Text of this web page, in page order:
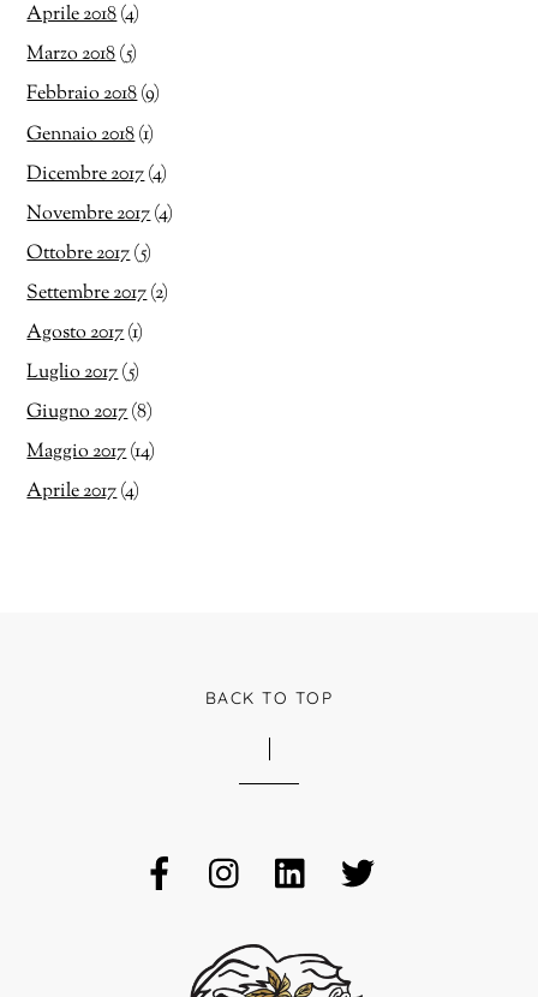
Aprile 2018(4)
Marzo 2018(5)
Febbraio 2018(9)
Gennaio 2018(1)
Dicembre 2017(4)
Novembre 2017(4)
Ottobre 2017(5)
Settembre 2017(2)
Agosto 2017(1)
Luglio 2017(5)
Giugno 2017(8)
Maggio 2017(14)
Aprile 2017(4)
BACK TO TOP